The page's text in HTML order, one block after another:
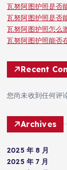
瓦努阿图护照是否
瓦努阿图护照是否
瓦努阿图护照怎么
瓦努阿图护照能否
Recent
您尚未收到任何评
Archives
2025 年 8 月
2025 年 7 月